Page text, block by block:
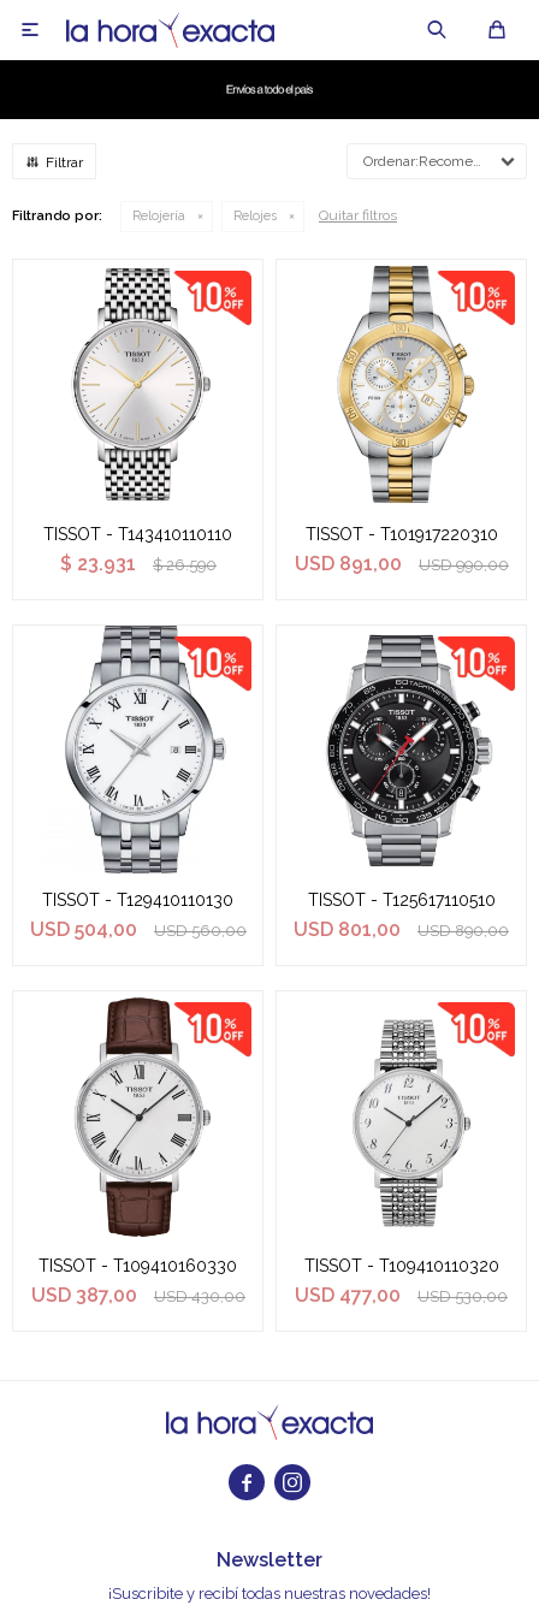

Recomendados
Filtrando por: Relojería Relojes Quitar filtros
TISSOT - T143410110110
$ 23.931 $ 26.590
TISSOT - T101917220310
USD 891,00 USD 990,00
TISSOT - T129410110130
USD 504,00 USD 560,00
TISSOT - T125617110510
USD 801,00 USD 890,00
TISSOT - T109410160330
USD 387,00 USD 430,00
TISSOT - T109410110320
USD 477,00 USD 530,00
 
Newsletter
¡Suscribite y recibí todas nuestras novedades!